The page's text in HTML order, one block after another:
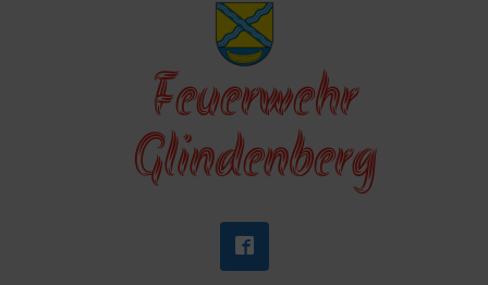
Feuerwehr
Glindenberg